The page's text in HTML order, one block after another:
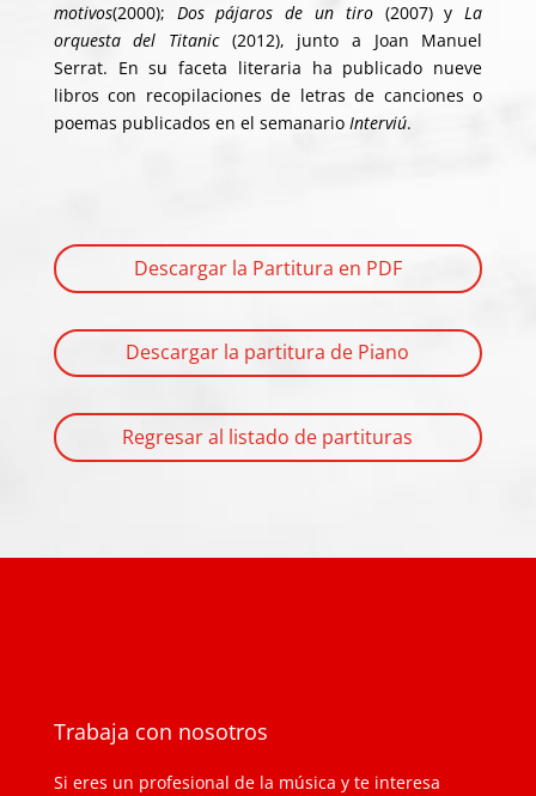
motivos(2000); Dos pájaros de un tiro(2007) yLa
orquesta del Titanic(2012), junto a Joan Manuel
Serrat. En su faceta literaria ha publicado nueve
libros con recopilaciones de letras de canciones o
poemas publicados en el semanario Interviú.
Descargar la Partitura en PDF
Descargar la partitura de Piano
Regresar al listado de partituras
Trabaja con nosotros
Si eres un profesional de la música y te interesa